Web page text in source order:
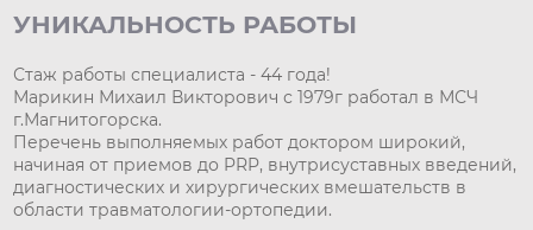
УНИКАЛЬНОСТЬ РАБОТЫ
Стаж работы специалиста - 44 года!
Марикин Михаил Викторович с 1979г работал в МСЧ
г.Магнитогорска.
Перечень выполняемых работ доктором широкий,
начиная от приемов до PRP, внутрисуставных введений,
диагностических и хирургических вмешательств в
области травматологии-ортопедии.